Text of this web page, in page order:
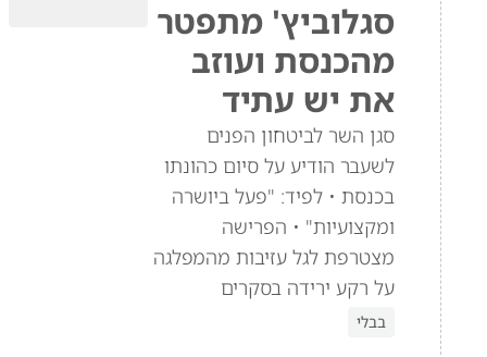
סגלוביץ' מתפטר
מהכנסת ועוזב
את יש עתיד
סגן השר לביטחון הפנים
לשעבר הודיע על סיום כהונתו
בכנסת • לפיד: "פעל ביושרה
ומקצועיות" • הפרישה
מצטרפת לגל עזיבות מהמפלגה
על רקע ירידה בסקרים
בבלי